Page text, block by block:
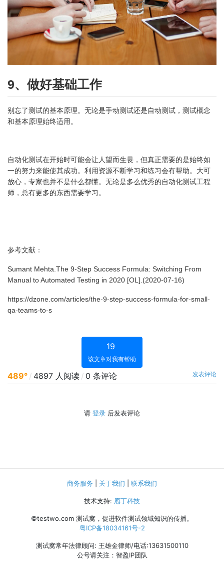
9、做好基础工作
别忘了测试的基本原理。无论是手动测试还是自动测试，测试概念
和基本原理始终适用。
自动化测试在开始时可能会让人望而生畏，但真正需要的是始终如
一的努力来能使其成功。利用资源不断学习和练习会有帮助。大可
放心，专家也并不是什么都懂。无论是多么优秀的自动化测试工程
师，总有更多的东西需要学习。
参考文献：
Sumant Mehta.The 9-Step Success Formula: Switching From
Manual to Automated Testing in 2020 [OL].(2020-07-16)
https://dzone.com/articles/the-9-step-success-formula-for-small-
qa-teams-to-s
19
该文章对我有帮助
489° / 4897 人阅读 / 0 条评论 发表评论
请 登录 后发表评论
商务服务 关于我们 联系我们
技术支持: 庖丁科技
©testwo.com 测试窝，促进软件测试领域知识的传播。
粤ICP备18034161号-2
测试窝常年法律顾问: 王雄金律师/电话:13631500110
公号请关注：智盈IP团队